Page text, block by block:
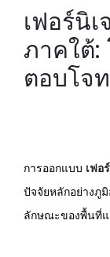
เฟอร์นิ
ภาคใต้:
ตอบโจ
การออกแบบ เฟอ
ปัจจัยหลักอย่างภู
ลักษณะของพื้นที่แ